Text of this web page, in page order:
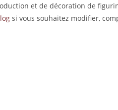
et de décoration de
si vous souhaitez modifier,